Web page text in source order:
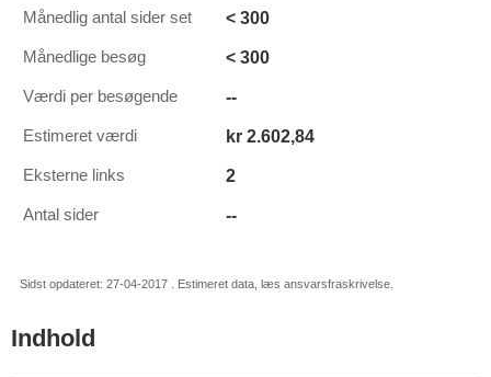
Månedlig antal sider set < 300
Månedlige besøg < 300
Værdi per besøgende --
Estimeret værdi kr 2.602,84
Eksterne links 2
Antal sider --
Sidst opdateret: 27-04-2017 . Estimeret data, læs ansvarsfraskrivelse.
Indhold